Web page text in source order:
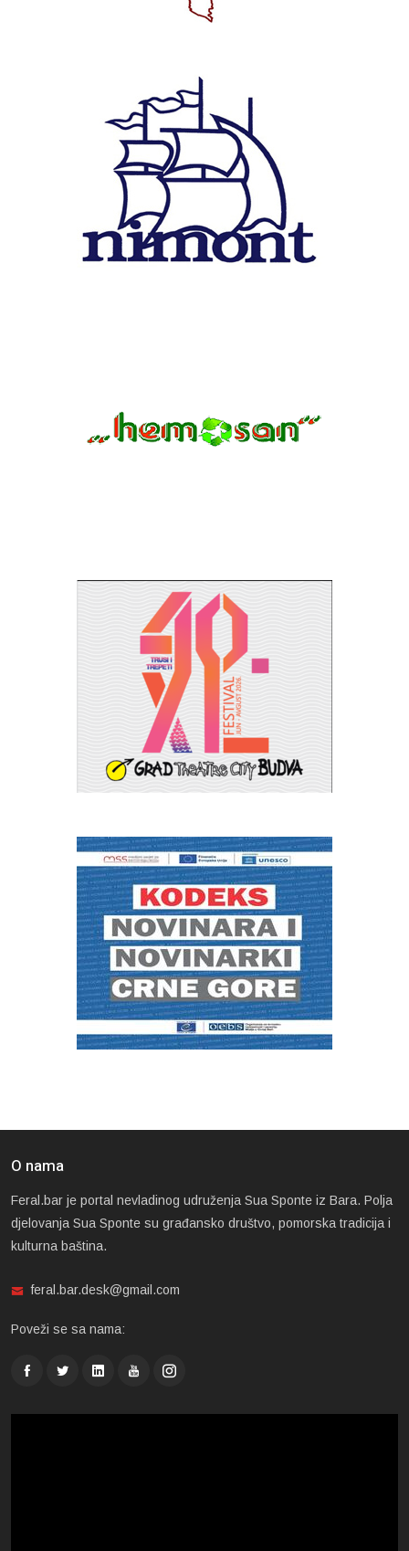
O nama
Feral.bar je portal nevladinog udruženja Sua Sponte iz Bara. Polja
djelovanja Sua Sponte su građansko društvo, pomorska tradicija i
kulturna baština.
feral.bar.desk@gmail.com
Poveži se sa nama: